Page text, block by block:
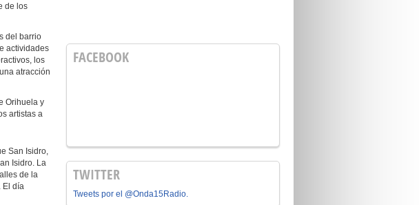
de los
del barrio
actividades
los
atracción
Orihuela y
artistas a
San Isidro,
Isidro. La
de la
El día
FACEBOOK
TWITTER
Tweets por el @Onda15Radio.